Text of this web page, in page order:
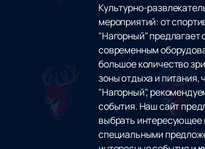
Культурно-
мероприятий: от
"Нагорный" предлагает
современным
большое количество
зоны отдыха и питания,
"Нагорный",
события. Наш сайт
выбрать интересующее
специальными